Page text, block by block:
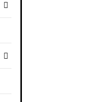

